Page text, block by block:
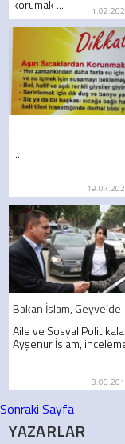
korumak ...
.
....
Bakan İslam, Geyve’de
Aile ve Sosyal
Ayşenur İslam,
Sonraki Sayfa
YAZARLAR